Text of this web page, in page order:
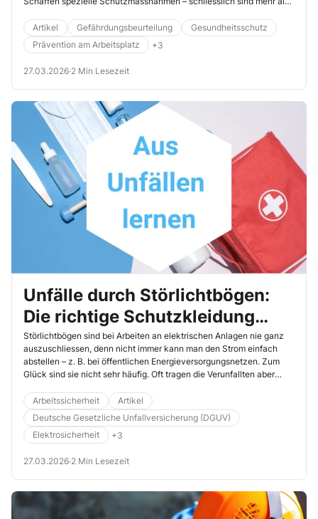
Abstürze zurückzuführen.
Artikel Gefährdungsbeurteilung
Gesundheitsschutz
Prävention am Arbeitsplatz
+3
27.03.2026·2 Min Lesezeit
Unfälle durch Störlichtbögen:
Die richtige Schutzkleidung
vermindert die Folgen
Störlichtbögen sind bei Arbeiten an elektrischen Anlagen nie ganz
auszuschliessen, denn nicht immer kann man den Strom einfach
abstellen – z. B. bei öffentlichen Energieversorgungsnetzen. Zum
Glück sind sie nicht sehr häufig. Oft tragen die Verunfallten aber
monatelange Absenzen vom Arbeitsplatz sind die Folge. Mit der
richtigen Schutzkleidung könnten viele dieser Unfälle glimpflicher
ausgehen.
Arbeitssicherheit
Artikel
Deutsche Gesetzliche Unfallversicherung (DGUV)
Elektrosicherheit
+3
27.03.2026·2 Min Lesezeit